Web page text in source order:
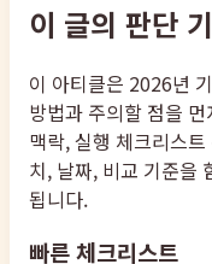
이 글의 판단
이 아티클은 2026년
방법과 주의할 점을
맥락, 실행 체크리스
치, 날짜, 비교 기준을
됩니다.
빠른 체크리스트